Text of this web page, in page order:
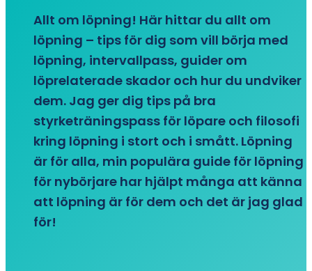
Allt om löpning! Här hittar du allt om
löpning – tips för dig som vill börja med
löpning, intervallpass, guider om
löprelaterade skador och hur du undviker
dem. Jag ger dig tips på bra
styrketräningspass för löpare och filosofi
kring löpning i stort och i smått. Löpning
är för alla, min populära guide för löpning
för nybörjare har hjälpt många att känna
att löpning är för dem och det är jag glad
för!